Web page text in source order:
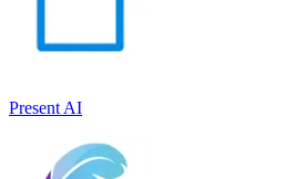
Present AI